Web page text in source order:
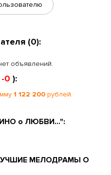
(0):
объявлений.
-0 ):
1 122 200 рублей.
о ЛЮБВИ...":
МЕЛОДРАМЫ О